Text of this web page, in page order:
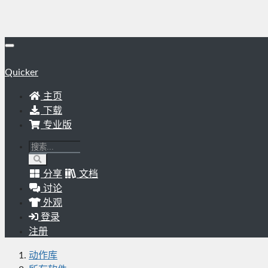
Quicker
主页
下载
专业版
分享
文档
讨论
外观
登录
注册
动作库